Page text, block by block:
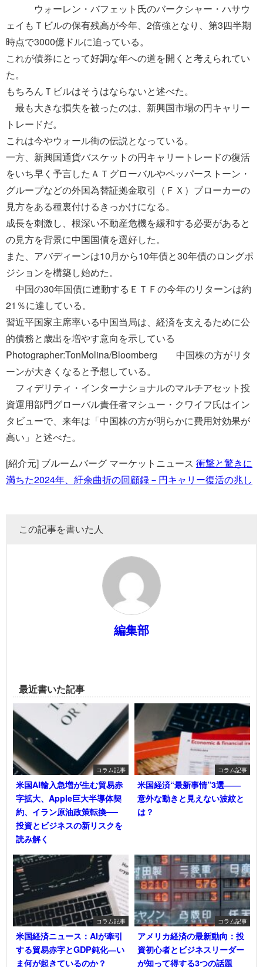
ウォーレン・バフェット氏のバークシャー・ハサウ
ェイもＴビルの保有残高が今年、2倍強となり、第3四半期
時点で3000億ドルに迫っている。
これが債券にとって好調な年への道を開くと考えられてい
た。
もちろんＴビルはそうはならないと述べた。
最も大きな損失を被ったのは、新興国市場の円キャリー
トレードだ。
これは今やウォール街の伝説となっている。
一方、新興国通貨バスケットの円キャリートレードの復活
をいち早く予言したＡＴグローバルやペッパーストーン・
グループなどの外国為替証拠金取引（ＦＸ）ブローカーの
見方をある種裏付けるきっかけになる。
成長を刺激し、根深い不動産危機を緩和する必要があると
の見方を背景に中国国債を選好した。
また、アバディーンは10月から10年債と30年債のロングポ
ジションを構築し始めた。
中国の30年国債に連動するＥＴＦの今年のリターンは約
21％に達している。
習近平国家主席率いる中国当局は、経済を支えるために公
的債務と歳出を増やす意向を示している
Photographer:TonMolina/Bloomberg 中国株の方がリタ
ーンが大きくなると予想している。
フィデリティ・インターナショナルのマルチアセット投
資運用部門グローバル責任者マシュー・クワイフ氏はイン
タビューで、来年は「中国株の方が明らかに費用対効果が
高い」と述べた。
[紹介元] ブルームバーグ マーケットニュース 衝撃と驚きに
満ちた2024年、紆余曲折の回顧録－円キャリー復活の兆し
この記事を書いた人
編集部
最近書いた記事
コラム記事
米国AI輸入急増が生む貿易赤
字拡大、Apple巨大半導体契
約、イラン原油政策転換──
投資とビジネスの新リスクを
読み解く
コラム記事
米国経済“最新事情”3選――
意外な動きと見えない波紋と
は？
コラム記事
米国経済ニュース：AIが牽引
する貿易赤字とGDP鈍化―い
ま何が起きているのか？
コラム記事
アメリカ経済の最新動向：投
資初心者とビジネスリーダー
が知って得する3つの話題